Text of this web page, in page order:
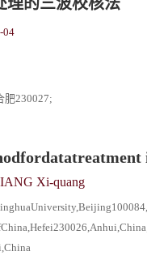
04
肥230027;
Xi-quang